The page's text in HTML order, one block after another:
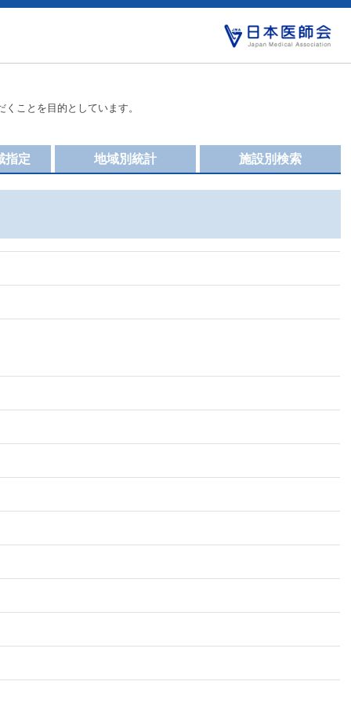
ことを目的としています。
施設別検索
地域別統計
指定